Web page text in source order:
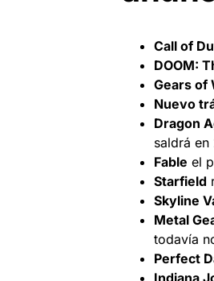
Call of
DOOM:
Gears of
Nuevo
Dragon
saldrá
Fable el
Starfield
Skyline
Metal
todavía
Perfect